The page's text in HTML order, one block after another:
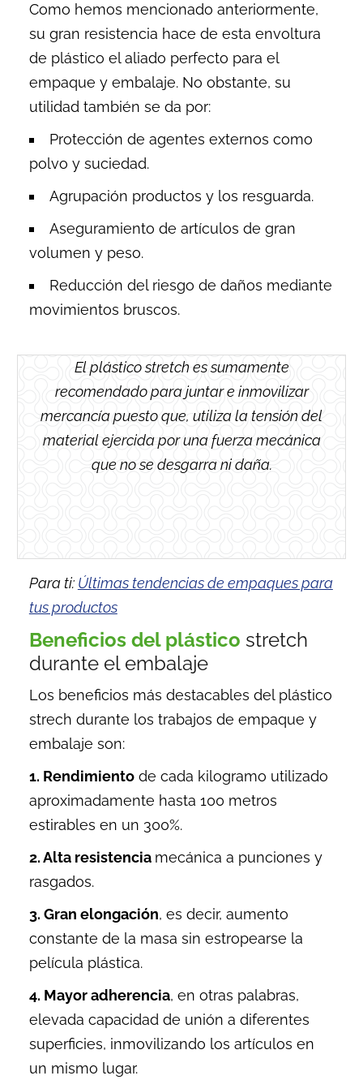
Como hemos mencionado anteriormente,
su gran resistencia hace de esta envoltura
de plástico el aliado perfecto para el
empaque y embalaje. No obstante, su
utilidad también se da por:
Protección de agentes externos como
polvo y suciedad.
Agrupación productos y los resguarda.
Aseguramiento de artículos de gran
volumen y peso.
Reducción del riesgo de daños mediante
movimientos bruscos.
Elplástico stretch es sumamente
recomendado para juntar e inmovilizar
mercancía puesto que, utiliza la tensión del
material ejercida por una fuerza mecánica
que no se desgarra ni daña.
Para ti: Últimas tendencias de empaques para
tus productos
Beneficios del plástico stretch
durante el embalaje
Los beneficios más destacables del plástico
strech durante los trabajos de empaque y
embalaje son:
1. Rendimientode cada kilogramo utilizado
aproximadamente hasta 100 metros
estirables en un 300%.
2. Alta resistencia mecánica a punciones y
rasgados.
3. Gran elongación, es decir, aumento
constante de la masa sin estropearse la
película plástica.
4. Mayor adherencia, en otras palabras,
elevada capacidad de unión a diferentes
superficies, inmovilizando los artículos en
un mismo lugar.